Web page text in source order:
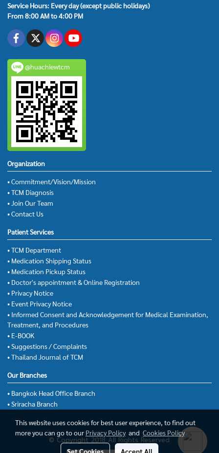
Service Hours: Every day (except public holidays)
From 8:00 AM to 4:00 PM
@huachiewtcm
Organization
• Commitment/Vision/Mission
• TCM Diagnosis
• Join Our Team
• Contact Us
Patient Services
• TCM Department
• Medication Shipping Status
• Medication Pickup Status
• Doctor's appointment & Online Registration
• Privacy Notice
• Event Privacy Notice
• Informed Consent and Acknowledgement for Medical Examination,
Treatment, and Procedures
• E-BOOK
• Suggestions / Complaints
• Thailand Journal of TCM
Our Branches
• Bangkok Head Office Branch
• Sriracha Branch
© Copyright 2018 All Rights Reserved.
This website uses cookies for best user experience, to find out
more you can go to our Privacy Policyand Cookies Policy
Set Cookies Accept All